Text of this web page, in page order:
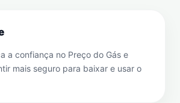
a confiança no Preço do Gás e
mais seguro para baixar e usar o